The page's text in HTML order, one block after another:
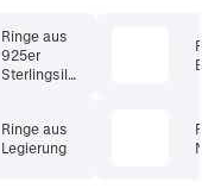
Ringe aus
925er
Sterlingsilb
Ringe aus
Legierung